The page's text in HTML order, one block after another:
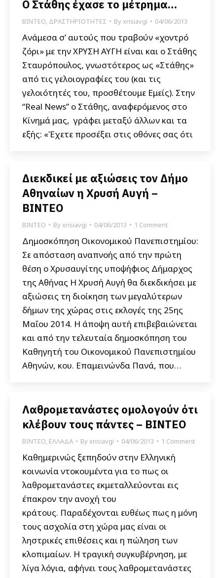
Ο Στάθης έχασε το μέτρημα…
ΒΙΝΤΕΟ, ΔΡΑΣΤΗΡΙΟΤΗΤΕΣ Byxrisiavgi 04/06/2013
Ανάμεσα σ’ αυτούς που τραβούν «χοντρό
ζόρι» με την ΧΡΥΣΗ ΑΥΓΗ είναι και ο Στάθης
Σταυρόπουλος, γνωστότερος ως «Στάθης»
από τις γελοιογραφίες του (και τις
γελοιότητές του, προσθέτουμε Εμείς). Στην
“Real News” ο Στάθης, αναφερόμενος στο
Κίνημά μας, γράφει μεταξύ άλλων και τα
εξής: «Έχετε προσέξει στις οθόνες σας ότι
Διεκδικεί με αξιώσεις τον Δήμο
Αθηναίων η Χρυσή Αυγή –
BINTEO
ΒΙΝΤΕΟ Byxrisiavgi 04/06/2013 1 Comment
Δημοσκόπηση Οικονομικού Πανεπιστημίου:
Σε απόσταση αναπνοής από την πρώτη
θέση ο Χρυσαυγίτης υποψήφιος Δήμαρχος
της Αθήνας Η Χρυσή Αυγή θα διεκδικήσει με
αξιώσεις τη διοίκηση των μεγαλύτερων
δήμων της χώρας στις εκλογές της 25ης
Μαΐου 2014. Η άποψη αυτή επιβεβαιώνεται
και από την τελευταία δημοσκόπηση του
Καθηγητή του Οικονομικού Πανεπιστημίου
Αθηνών, κου. Επαμεινώνδα Πανά, που…
Λαθρομετανάστες ομολογούν ότι
κλέβουν τους πάντες – ΒΙΝΤΕΟ
ΒΙΝΤΕΟ, ΕΛΛΑΔΑ Byxrisiavgi 04/06/2013 1 Comment
Καθημερινώς ξεπηδούν στην Ελληνική
κοινωνία ντοκουμέντα για το πως οι
λαθρομετανάστες εκμεταλλεύονται εις
έπακρον την ανοχή του
κράτους. Παραδέχονται ευθέως πως η μόνη
τους ασχολία στη χώρα μας είναι οι
ληστρικές επιθέσεις και η πώληση των
κλοπιμαίων. Η τραγική συγκυβέρνηση, με
λίγα λόγια, αφήνει τους λαθρομετανάστες